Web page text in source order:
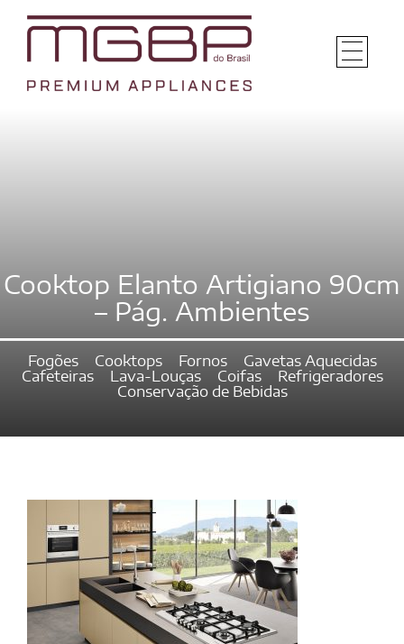
Cooktop Elanto Artigiano 90cm
– Pág. Ambientes
Fogões Cooktops Fornos
Gavetas Aquecidas
Cafeteiras
Lava-Louças Coifas
Refrigeradores
Conservação de Bebidas